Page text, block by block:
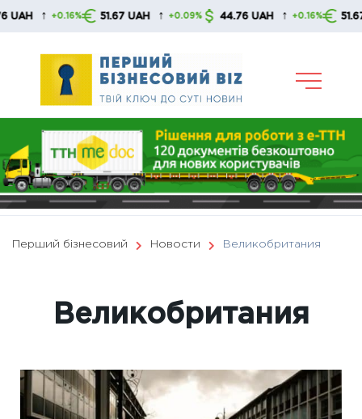
Skip
51.67 UAH ↑ +0.09% 44.76 UAH ↑ +0.16% 51.67 UAH ↑
Перший бізнесовий Новости Великобритания
Великобритания